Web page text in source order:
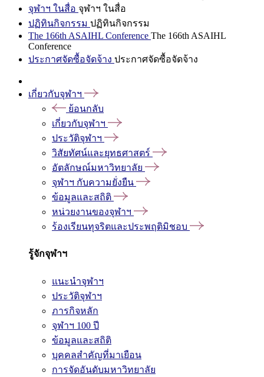
จุฬาฯ ในสื่อ จุฬาฯ ในสื่อ
ปฏิทินกิจกรรม ปฏิทินกิจกรรม
The 166th ASAIHL Conference The 166th ASAIHL
Conference
ประกาศจัดซื้อจัดจ้าง ประกาศจัดซื้อจัดจ้าง
เกี่ยวกับจุฬาฯ
ย้อนกลับ
เกี่ยวกับจุฬาฯ
ประวัติจุฬาฯ
วิสัยทัศน์และยุทธศาสตร์
อัตลักษณ์มหาวิทยาลัย
จุฬาฯ กับความยั่งยืน
ข้อมูลและสถิติ
หน่วยงานของจุฬาฯ
ร้องเรียนทุจริตและประพฤติมิชอบ
รู้จักจุฬาฯ
แนะนำจุฬาฯ
ประวัติจุฬาฯ
ภารกิจหลัก
จุฬาฯ 100 ปี
ข้อมูลและสถิติ
บุคคลสำคัญที่มาเยือน
การจัดอันดับมหาวิทยาลัย